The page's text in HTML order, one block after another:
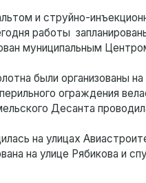
и струйно-
работы
муниципальным
были организованы
ограждения
Десанта
на улицах
на улице Рябикова и